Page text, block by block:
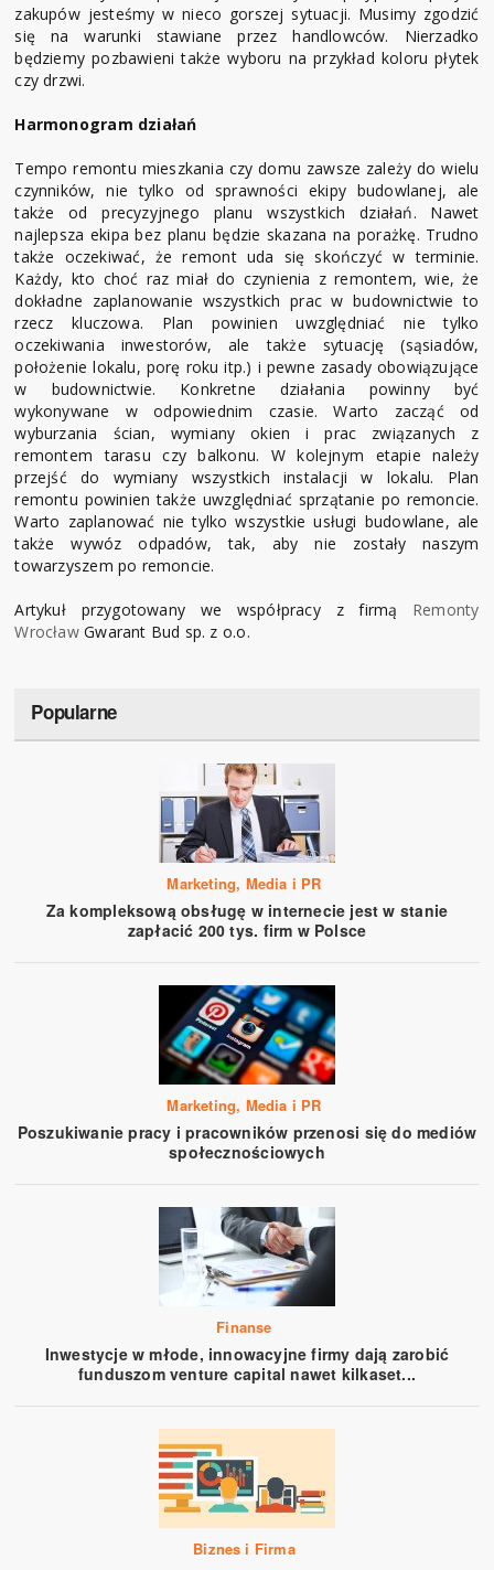
zakupów jesteśmy w nieco gorszej sytuacji. Musimy zgodzić
się na warunki stawiane przez handlowców. Nierzadko
będziemy pozbawieni także wyboru na przykład koloru płytek
czy drzwi.
Harmonogram działań
Tempo remontu mieszkania czy domu zawsze zależy do wielu
czynników, nie tylko od sprawności ekipy budowlanej, ale
także od precyzyjnego planu wszystkich działań. Nawet
najlepsza ekipa bez planu będzie skazana na porażkę. Trudno
także oczekiwać, że remont uda się skończyć w terminie.
Każdy, kto choć raz miał do czynienia z remontem, wie, że
dokładne zaplanowanie wszystkich prac w budownictwie to
rzecz kluczowa. Plan powinien uwzględniać nie tylko
oczekiwania inwestorów, ale także sytuację (sąsiadów,
położenie lokalu, porę roku itp.) i pewne zasady obowiązujące
w budownictwie. Konkretne działania powinny być
wykonywane w odpowiednim czasie. Warto zacząć od
wyburzania ścian, wymiany okien i prac związanych z
remontem tarasu czy balkonu. W kolejnym etapie należy
przejść do wymiany wszystkich instalacji w lokalu. Plan
remontu powinien także uwzględniać sprzątanie po remoncie.
Warto zaplanować nie tylko wszystkie usługi budowlane, ale
także wywóz odpadów, tak, aby nie zostały naszym
towarzyszem po remoncie.
Artykuł przygotowany we współpracy z firmą Remonty
WrocławGwarant Bud sp. z o.o.
Popularne
Marketing, Media i PR
Za kompleksową obsługę w internecie jest w stanie
zapłacić 200 tys. firm w Polsce
Marketing, Media i PR
Poszukiwanie pracy i pracowników przenosi się do mediów
społecznościowych
Finanse
Inwestycje w młode, innowacyjne firmy dają zarobić
funduszom venture capital nawet kilkaset...
Biznes i Firma